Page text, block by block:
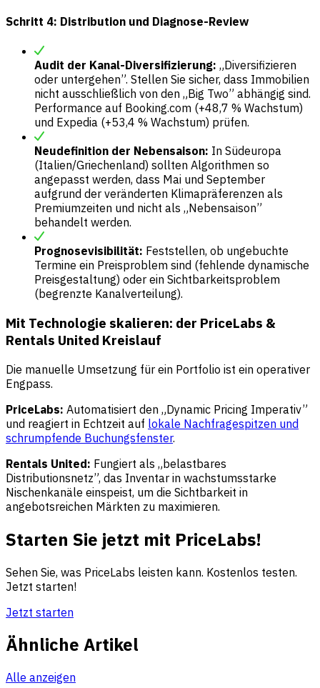
Schritt 4: Distribution und Diagnose-Review
Audit der Kanal-Diversifizierung: „Diversifizieren
oder untergehen”. Stellen Sie sicher, dass Immobilien
nicht ausschließlich von den „Big Two” abhängig sind.
Performance auf Booking.com (+48,7 % Wachstum)
und Expedia (+53,4 % Wachstum) prüfen.
Neudefinition der Nebensaison: In Südeuropa
(Italien/Griechenland) sollten Algorithmen so
angepasst werden, dass Mai und September
aufgrund der veränderten Klimapräferenzen als
Premiumzeiten und nicht als „Nebensaison”
behandelt werden.
Prognosevisibilität: Feststellen, ob ungebuchte
Termine ein Preisproblem sind (fehlende dynamische
Preisgestaltung) oder ein Sichtbarkeitsproblem
(begrenzte Kanalverteilung).
Mit Technologie skalieren: der PriceLabs &
Rentals United Kreislauf
Die manuelle Umsetzung für ein Portfolio ist ein operativer
Engpass.
PriceLabs: Automatisiert den „Dynamic Pricing Imperativ”
und reagiert in Echtzeit auf lokale Nachfragespitzen und
schrumpfende Buchungsfenster.
Rentals United: Fungiert als „belastbares
Distributionsnetz”, das Inventar in wachstumsstarke
Nischenkanäle einspeist, um die Sichtbarkeit in
angebotsreichen Märkten zu maximieren.
Starten Sie jetzt mit PriceLabs!
Sehen Sie, was PriceLabs leisten kann. Kostenlos testen.
Jetzt starten!
Jetzt starten
Ähnliche Artikel
Alle anzeigen